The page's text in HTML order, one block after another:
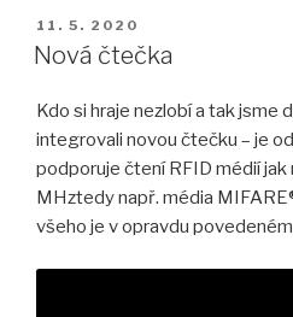
PUBLIKOVÁNO
11. 5. 2020
Nová čtečka
Kdo si hraje nezlobí a tak jsme
integrovali novou čtečku – je
podporuje čtení RFID médií jak
MHztedy např. média
všeho je v opravdu